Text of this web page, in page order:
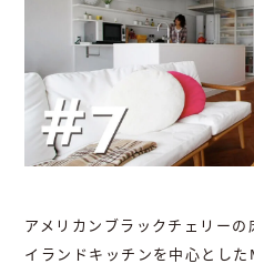
アメリカンブラックチェリー
イランドキッチンを中心とし